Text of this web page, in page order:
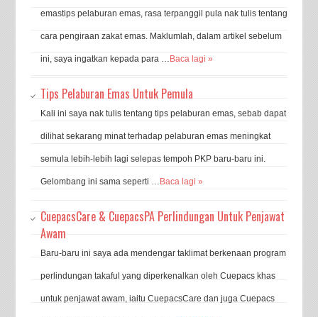
emastips pelaburan emas, rasa terpanggil pula nak tulis tentang
cara pengiraan zakat emas. Maklumlah, dalam artikel sebelum
ini, saya ingatkan kepada para …Baca lagi »
Tips Pelaburan Emas Untuk Pemula
Kali ini saya nak tulis tentang tips pelaburan emas, sebab dapat
dilihat sekarang minat terhadap pelaburan emas meningkat
semula lebih-lebih lagi selepas tempoh PKP baru-baru ini.
Gelombang ini sama seperti …Baca lagi »
CuepacsCare & CuepacsPA Perlindungan Untuk Penjawat
Awam
Baru-baru ini saya ada mendengar taklimat berkenaan program
perlindungan takaful yang diperkenalkan oleh Cuepacs khas
untuk penjawat awam, iaitu CuepacsCare dan juga Cuepacs